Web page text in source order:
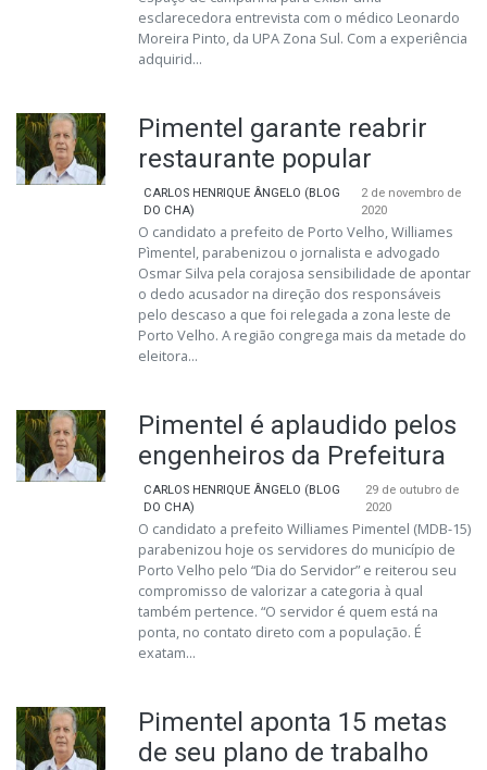
esclarecedora entrevista com o médico Leonardo
Moreira Pinto, da UPA Zona Sul. Com a experiência
adquirid...
Pimentel garante reabrir
restaurante popular
CARLOS HENRIQUE ÂNGELO (BLOG
DO CHA)
2 de novembro de
2020
O candidato a prefeito de Porto Velho, Williames
Pìmentel, parabenizou o jornalista e advogado
Osmar Silva pela corajosa sensibilidade de apontar
o dedo acusador na direção dos responsáveis
pelo descaso a que foi relegada a zona leste de
Porto Velho. A região congrega mais da metade do
eleitora...
Pimentel é aplaudido pelos
engenheiros da Prefeitura
CARLOS HENRIQUE ÂNGELO (BLOG
DO CHA)
29 de outubro de
2020
O candidato a prefeito Williames Pimentel (MDB-15)
parabenizou hoje os servidores do município de
Porto Velho pelo “Dia do Servidor” e reiterou seu
compromisso de valorizar a categoria à qual
também pertence. “O servidor é quem está na
ponta, no contato direto com a população. É
exatam...
Pimentel aponta 15 metas
de seu plano de trabalho